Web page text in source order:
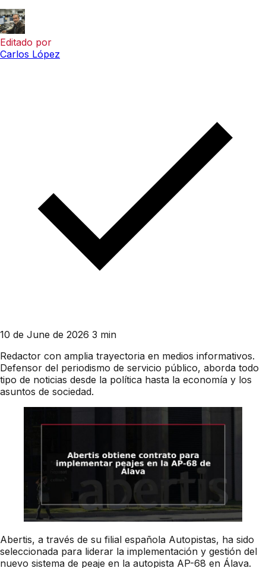
Editado por
Carlos López
10 de June de 2026 3 min
Redactor con amplia trayectoria en medios informativos.
Defensor del periodismo de servicio público, aborda todo
tipo de noticias desde la política hasta la economía y los
asuntos de sociedad.
Abertis, a través de su filial española Autopistas, ha sido
seleccionada para liderar la implementación y gestión del
nuevo sistema de peaje en la autopista AP-68 en Álava.